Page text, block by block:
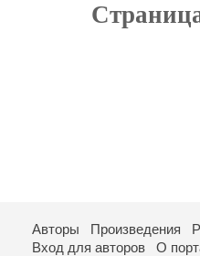
Авторы Произведения
Вход для авторов
О